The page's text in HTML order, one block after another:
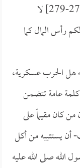
[البقرة:278-279] لا
رأس المال كما
الله هل الحرب عسكرية،
عامة تتضمن
كان مقيماً على
أن يستتيبه من أكل
الله صلى الله عليه